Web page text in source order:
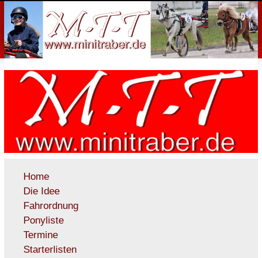
Home
Die Idee
Fahrordnung
Ponyliste
Termine
Starterlisten